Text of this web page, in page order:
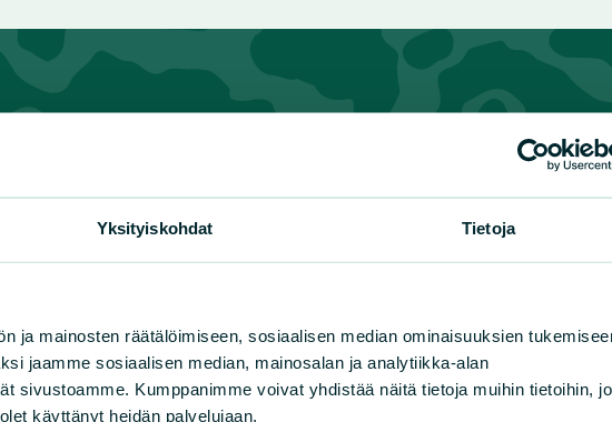
Yksityiskohdat Tietoja
ja mainosten räätälöimiseen, sosiaalisen median ominaisuuksien
jaamme sosiaalisen median, mainosalan ja analytiikka-alan
sivustoamme. Kumppanimme voivat yhdistää näitä tietoja muihin tietoihin,
käyttänyt heidän palvelujaan.
Kymenlaakso
Lappi
Pohjanmaa
Pohjois-Karjala
Pohjanmaa
Satakunta
Uusimaa
Varsinais-Suomi